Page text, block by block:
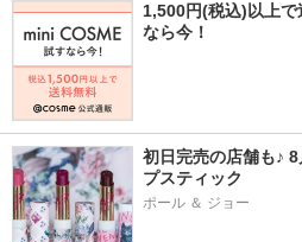
1,500円(税込)以上
なら今！
初日完売の店舗も♪
プスティック
ポール ＆ ジョー